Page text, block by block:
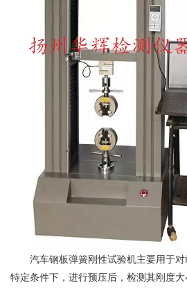
汽车钢板弹簧刚性试验机主要用于
特定条件下，进行预压后，检测其刚度